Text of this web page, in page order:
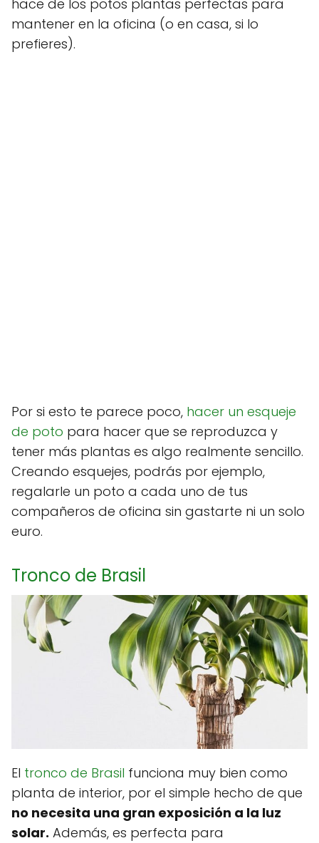
hace de los potos plantas perfectas para
mantener en la oficina (o en casa, si lo
prefieres).
Por si esto te parece poco, hacer un esqueje
de poto para hacer que se reproduzca y
tener más plantas es algo realmente sencillo.
Creando esquejes, podrás por ejemplo,
regalarle un poto a cada uno de tus
compañeros de oficina sin gastarte ni un solo
euro.
Tronco de Brasil
El tronco de Brasil funciona muy bien como
planta de interior, por el simple hecho de que
no necesita una gran exposición a la luz
solar. Además, es perfecta para